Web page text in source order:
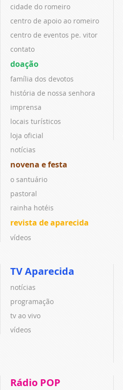
cidade do romeiro
centro de apoio ao romeiro
centro de eventos pe. vitor
contato
doação
família dos devotos
história de nossa senhora
imprensa
locais turísticos
loja oficial
notícias
novena e festa
o santuário
pastoral
rainha hotéis
revista de aparecida
vídeos
TV Aparecida
notícias
programação
tv ao vivo
vídeos
Rádio POP